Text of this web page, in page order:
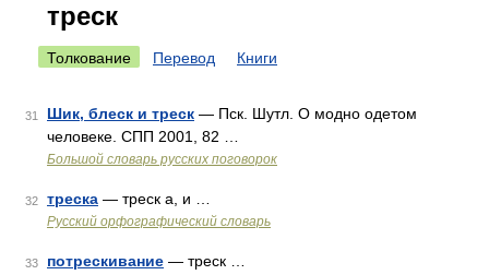
треск
Толкование Перевод Книги
31 Шик, блеск и треск — Пск. Шутл. О модно одетом
человеке. СПП 2001, 82 …
Большой словарь русских поговорок
32 треска — треск а, и …
Русский орфографический словарь
33 потрескивание — треск …